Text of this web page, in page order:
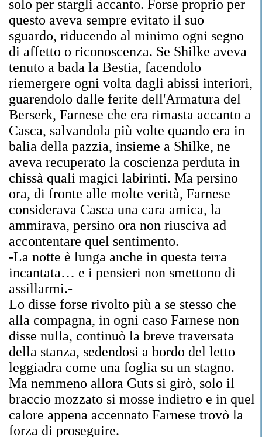
solo per stargli accanto. Forse proprio per
questo aveva sempre evitato il suo
sguardo, riducendo al minimo ogni segno
di affetto o riconoscenza. Se Shilke aveva
tenuto a bada la Bestia, facendolo
riemergere ogni volta dagli abissi interiori,
guarendolo dalle ferite dell'Armatura del
Berserk, Farnese che era rimasta accanto a
Casca, salvandola più volte quando era in
balia della pazzia, insieme a Shilke, ne
aveva recuperato la coscienza perduta in
chissà quali magici labirinti. Ma persino
ora, di fronte alle molte verità, Farnese
considerava Casca una cara amica, la
ammirava, persino ora non riusciva ad
accontentare quel sentimento.
-La notte è lunga anche in questa terra
incantata… e i pensieri non smettono di
assillarmi.-
Lo disse forse rivolto più a se stesso che
alla compagna, in ogni caso Farnese non
disse nulla, continuò la breve traversata
della stanza, sedendosi a bordo del letto
leggiadra come una foglia su un stagno.
Ma nemmeno allora Guts si girò, solo il
braccio mozzato si mosse indietro e in quel
calore appena accennato Farnese trovò la
forza di proseguire.